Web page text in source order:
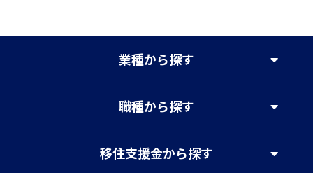
業種から探す
職種から探す
移住支援金から探す